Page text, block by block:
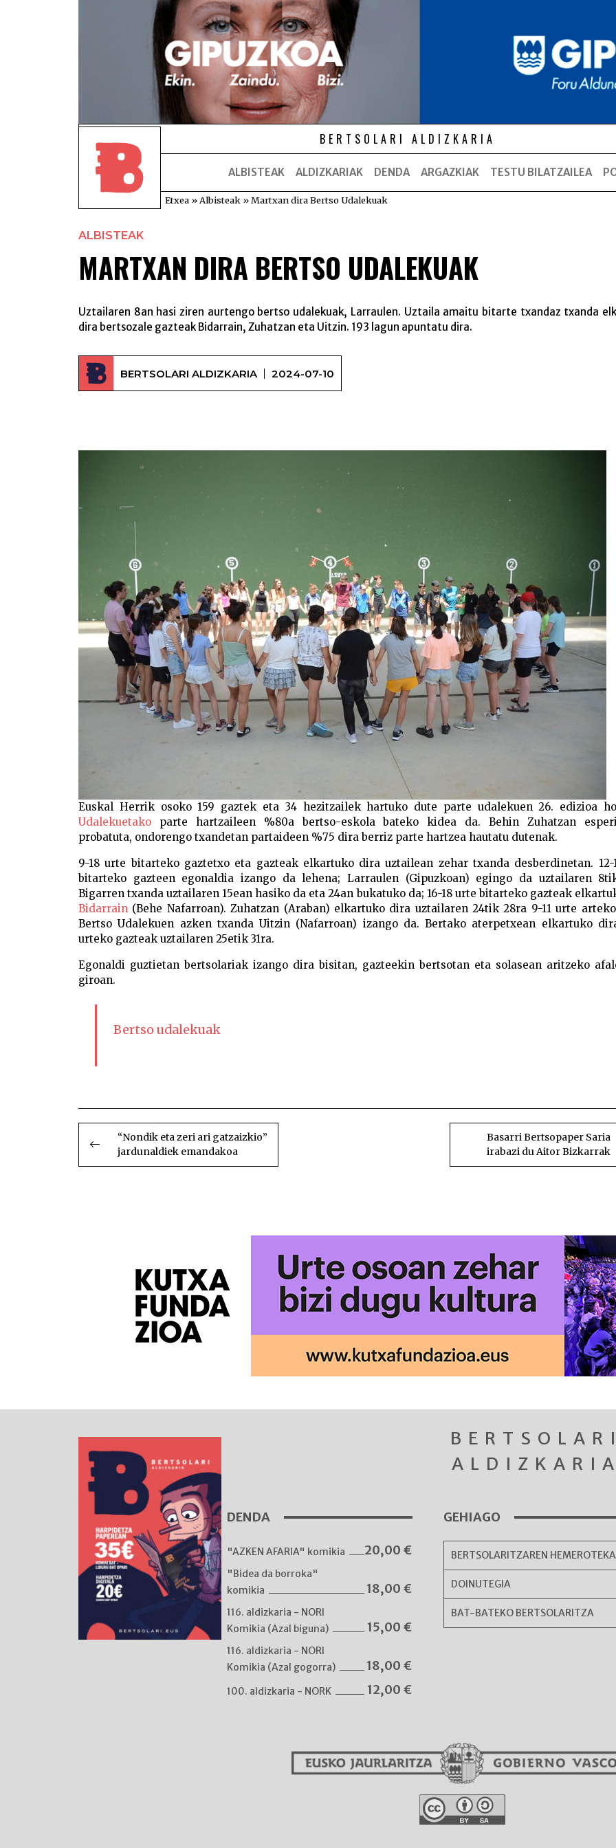
BERTSOLARI ALDIZKARIA
ALBISTEAK ALDIZKARIAK DENDA ARGAZKIAK TESTU BILATZAILEA
Etxea » Albisteak »Martxan dira Bertso Udalekuak
ALBISTEAK
MARTXAN DIRA BERTSO UDALEKUAK
Uztailaren 8an hasi ziren aurtengo bertso udalekuak, Larraulen. Uztaila amaitu bitarte txandaz txanda
dira bertsozale gazteak Bidarrain, Zuhatzan eta Uitzin. 193 lagun apuntatu dira.
BERTSOLARI ALDIZKARIA 2024-07-10
Euskal Herrik osoko 159 gaztek eta 34 hezitzailek hartuko dute parte udalekuen 26. edizioa
Udalekuetako parte hartzaileen %80a bertso-eskola bateko kidea da. Behin Zuhatzan
probatuta, ondorengo txandetan partaideen %75 dira berriz parte hartzea hautatu dutenak.
9-18 urte bitarteko gaztetxo eta gazteak elkartuko dira uztailean zehar txanda desberdinetan. 12-
bitarteko gazteen egonaldia izango da lehena; Larraulen (Gipuzkoan) egingo da uztailaren
Bigarren txanda uztailaren 15ean hasiko da eta 24an bukatuko da; 16-18 urte bitarteko gazteak
Bidarrain (Behe Nafarroan). Zuhatzan (Araban) elkartuko dira uztailaren 24tik 28ra 9-11 urte
Bertso Udalekuen azken txanda Uitzin (Nafarroan) izango da. Bertako aterpetxean elkartuko
urteko gazteak uztailaren 25etik 31ra.
Egonaldi guztietan bertsolariak izango dira bisitan, gazteekin bertsotan eta solasean aritzeko
giroan.
Bertso udalekuak
BIDALKETETAN
ZEHAR
NABIGATU
“Nondik eta zeri ari gatzaizkio”
jardunaldiek emandakoa
Basarri Bertsopaper Saria
irabazi du Aitor Bizkarrak
BERTSOLARI
ALDIZKARIA
DENDA
"AZKEN AFARIA" komikia 20,00 €
"Bidea da borroka"
komikia
18,00 €
116. aldizkaria - NORI
Komikia (Azal biguna)
15,00 €
116. aldizkaria - NORI
Komikia (Azal gogorra)
18,00 €
100. aldizkaria - NORK 12,00 €
GEHIAGO
BERTSOLARITZAREN HEMEROTEKA
DOINUTEGIA
BAT-BATEKO BERTSOLARITZA